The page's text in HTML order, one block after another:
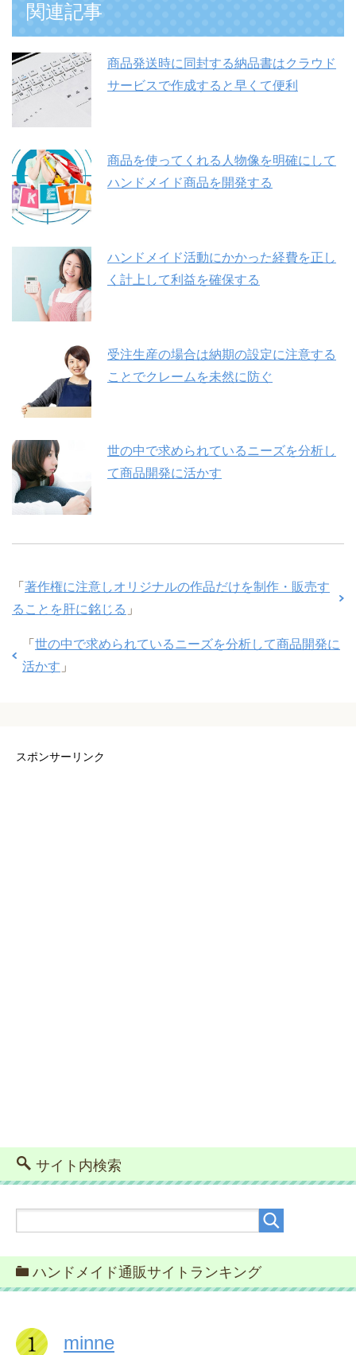
関連記事
商品発送時に同封する納品書はクラウド
サービスで作成すると早くて便利
商品を使ってくれる人物像を明確にして
ハンドメイド商品を開発する
ハンドメイド活動にかかった経費を正し
く計上して利益を確保する
受注生産の場合は納期の設定に注意する
ことでクレームを未然に防ぐ
世の中で求められているニーズを分析し
て商品開発に活かす
「 著作権に注意しオリジナルの作品だけを制作・販売す
ることを肝に銘じる 」
「 世の中で求められているニーズを分析して商品開発に
活かす 」
スポンサーリンク
サイト内検索
ハンドメイド通販サイトランキング
minne